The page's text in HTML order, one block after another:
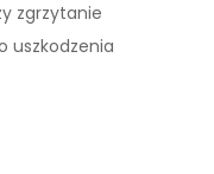
zgrzytanie
uszkodzenia